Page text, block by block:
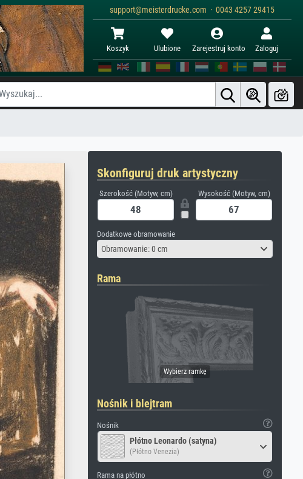
support@meisterdrucke.com · 0043 4257 29415
Koszyk Ulubione Zarejestruj konto Zaloguj
Skonfiguruj druk artystyczny
Szerokość (Motyw, cm) Wysokość (Motyw, cm)
Dodatkowe obramowanie
Obramowanie: 0 cm
Rama
Nośnik i blejtram
Nośnik
Płótno Leonardo (satyna)
(Płótno Venezia)
Rama na płótno